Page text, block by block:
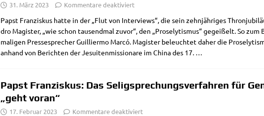
31. März 2023 Kommentare deaktiviert
Papst Fran­zis­kus hat­te in der „Flut von Inter­views“, die sein zehn­jäh­ri­ges
dro Magi­ster, „wie schon tau­send­mal zuvor“, den „Pro­se­ly­tis­mus“ gegei­ßelt. So
ma­li­gen Pres­se­spre­cher Guil­lier­mo Mar­có. Magi­ster beleuch­tet daher die
anhand von Berich­ten der Jesui­ten­mis­sio­na­re im Chi­na des 17. …
Papst Franziskus: Das Seligsprechungsverfahren für
„geht voran“
17. Februar 2023 Kommentare deaktiviert